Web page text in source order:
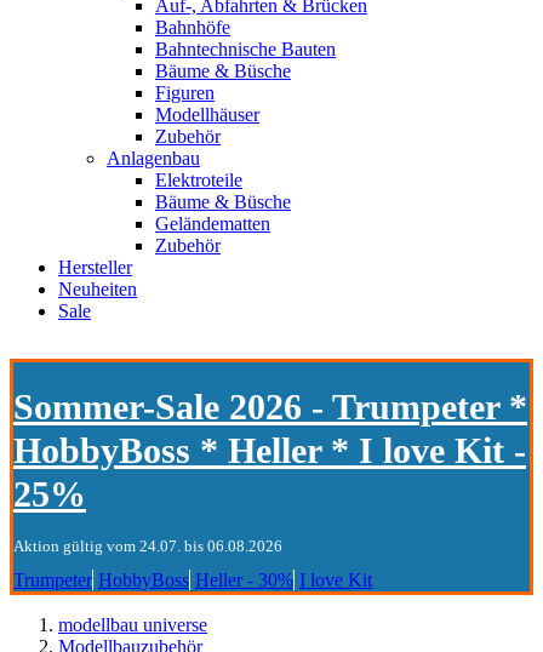
Auf-, Abfahrten & Brücken
Bahnhöfe
Bahntechnische Bauten
Bäume & Büsche
Figuren
Modellhäuser
Zubehör
Anlagenbau
Elektroteile
Bäume & Büsche
Geländematten
Zubehör
Hersteller
Neuheiten
Sale
Sommer-Sale 2026 - Trumpeter *
HobbyBoss * Heller * I love Kit -
25%
Aktion gültig vom 24.07. bis 06.08.2026
Trumpeter HobbyBoss Heller - 30% I love Kit
modellbau universe
Modellbauzubehör